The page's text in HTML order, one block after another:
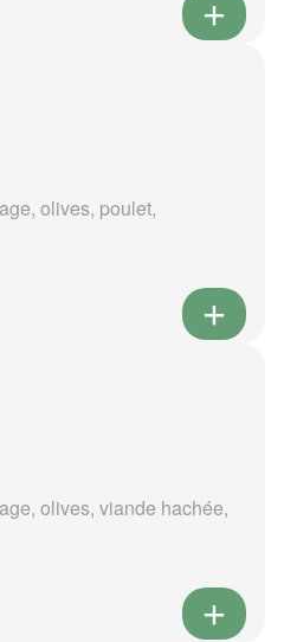
olives, poulet,
olives, viande hachée,